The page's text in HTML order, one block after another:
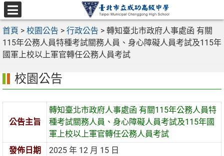
跳
至
主
要
內
選
單
首頁 > 校園公告 > 行政公告 > 轉知臺北市政府人事處函 有關
115年公務人員特種考試關務人員、身心障礙人員考試及115年
國軍上校以上軍官轉任公務人員考試
校園公告
公告主旨
轉知臺北市政府人事處函 有關115年公務人員特
種考試關務人員、身心障礙人員考試及115年國
軍上校以上軍官轉任公務人員考試
發佈日期
2025 年 12 月 15 日